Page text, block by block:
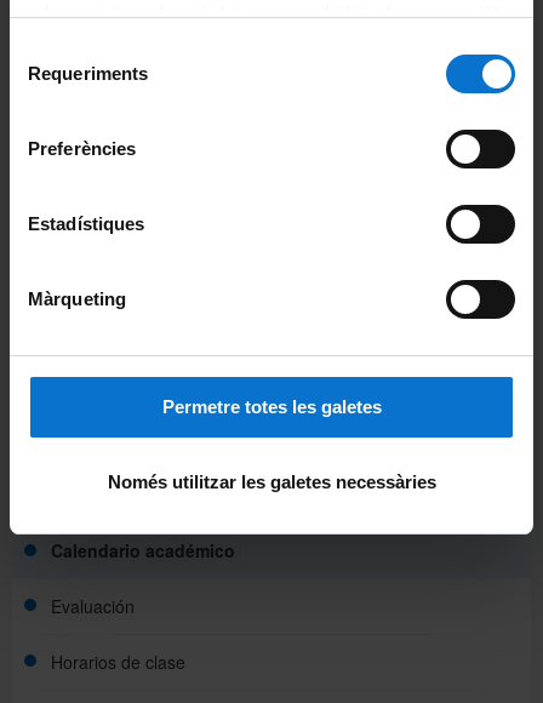
adequant-la en funció dels vostres hàbits de navegació).
consultar laPolítica de galetes del lloc web de la
Requeriments
Preferències
Estadístiques
Màrqueting
Permetre totes les galetes
Només utilitzar les galetes necessàries
Información del máster
Presentación
Becas y ayudas
Calendario académico
Evaluación
Horarios de clase
19 de noviembre de 2026: Dia Mundial de la Filosofía